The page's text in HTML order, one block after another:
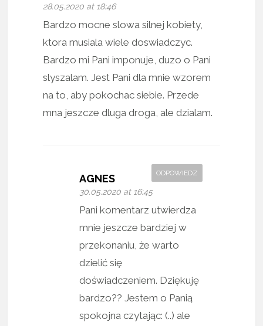
28.05.2020 at 18:46
Bardzo mocne slowa silnej kobiety,
ktora musiala wiele doswiadczyc.
Bardzo mi Pani imponuje, duzo o Pani
slyszalam. Jest Pani dla mnie wzorem
na to, aby pokochac siebie. Przede
mna jeszcze dluga droga, ale dzialam.
AGNES
30.05.2020 at 16:45
ODPOWIEDZ
Pani komentarz utwierdza
mnie jeszcze bardziej w
przekonaniu, że warto
dzielić się
doświadczeniem. Dziękuję
bardzo?? Jestem o Panią
spokojna czytając: (..) ale